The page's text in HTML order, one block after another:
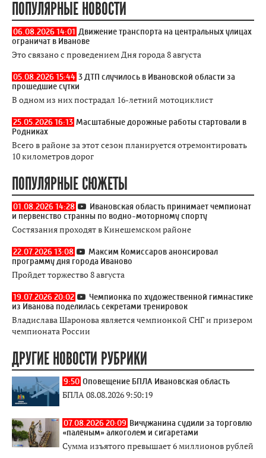
ПОПУЛЯРНЫЕ НОВОСТИ
06.08.2026 14:01 Движение транспорта на центральных улицах
ограничат в Иванове
Это связано с проведением Дня города 8 августа
05.08.2026 15:44 3 ДТП случилось в Ивановской области за
прошедшие сутки
В одном из них пострадал 16-летний мотоциклист
25.05.2026 16:13 Масштабные дорожные работы стартовали в
Родниках
Всего в районе за этот сезон планируется отремонтировать
10 километров дорог
ПОПУЛЯРНЫЕ СЮЖЕТЫ
01.08.2026 14:28
Ивановская область принимает чемпионат
и первенство странны по водно-моторному спорту
Состязания проходят в Кинешемском районе
22.07.2026 13:08
Максим Комиссаров анонсировал
программу дня города Иваново
Пройдет торжество 8 августа
19.07.2026 20:02
Чемпионка по художественной гимнастике
из Иванова поделилась секретами тренировок
Владислава Шаронова является чемпионкой СНГ и призером
чемпионата России
ДРУГИЕ НОВОСТИ РУБРИКИ
9:50 Оповещение БПЛА Ивановская область
БПЛА 08.08.2026 9:50:19
07.08.2026 20:09 Вичужанина судили за торговлю
«палёным» алкоголем и сигаретами
Сумма изъятого превышает 6 миллионов рублей